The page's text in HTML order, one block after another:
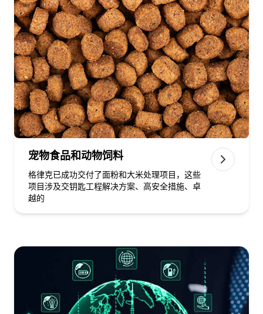
宠物食品和动物饲料
格律克已成功交付了面粉和大米处理项目，这些
项目涉及交钥匙工程解决方案、高安全措施、卓
越的